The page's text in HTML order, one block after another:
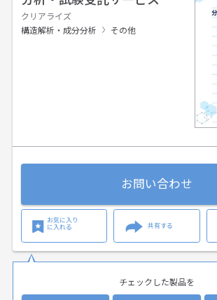
クリアライズ
構造解析・成分分析
その他
お問い合わせ
お気に入り
に入れる
共有する
チェックした製品を